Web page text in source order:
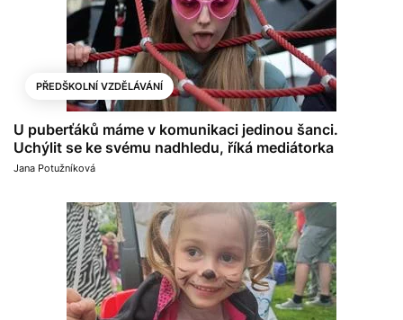
PŘEDŠKOLNÍ VZDĚLÁVÁNÍ
U puberťáků máme v komunikaci jedinou šanci.
Uchýlit se ke svému nadhledu, říká mediátorka
Jana Potužníková